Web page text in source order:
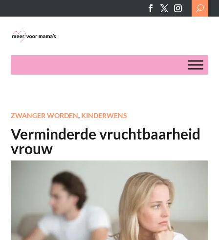
Search
for:
ZWANGER WORDEN, KINDERWENS
Verminderde vruchtbaarheid
vrouw